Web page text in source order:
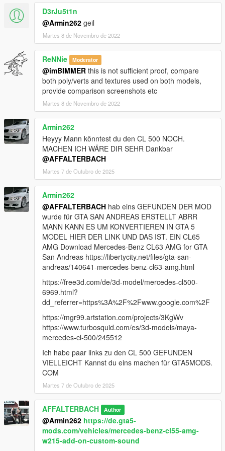
D3rJu5t1n
@Armin262 geil
Martes 8 de Novembro de 2022
ReNNie Moderator
@imBIMMER this is not sufficient proof, compare
both poly/verts and textures used on both models,
provide comparison screenshots etc
Martes 8 de Novembro de 2022
Armin262
Heyyy Mann könntest du den CL 500 NOCH.
MACHEN ICH WÄRE DIR SEHR Dankbar
@AFFALTERBACH
Martes 7 de Outubro de 2025
Armin262
@AFFALTERBACH hab eins GEFUNDEN DER MOD
wurde für GTA SAN ANDREAS ERSTELLT ABRR
MANN KANN ES UM KONVERTIEREN IN GTA 5
MODEL HIER DER LINK UND DAS IST. EIN CL65
AMG Download Mercedes-Benz CL63 AMG for GTA
San Andreas https://libertycity.net/files/gta-san-
andreas/140641-mercedes-benz-cl63-amg.html
https://free3d.com/de/3d-model/mercedes-cl500-
6969.html?
dd_referrer=https%3A%2F%2Fwww.google.com%2F
https://mgr99.artstation.com/projects/3KgWv
https://www.turbosquid.com/es/3d-models/maya-
mercedes-cl-500/245512
Ich habe paar links zu den CL 500 GEFUNDEN
VIELLEICHT Kannst du eins machen für GTA5MODS.
COM
Martes 7 de Outubro de 2025
AFFALTERBACH Author
@Armin262 https://de.gta5-
mods.com/vehicles/mercedes-benz-cl55-amg-
w215-add-on-custom-sound